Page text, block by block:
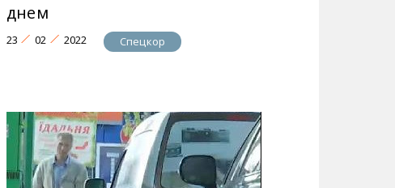
днем
23 02 2022 Спецкор